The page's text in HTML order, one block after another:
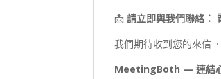
📩請立即與我們聯絡：
我們期待收到您的來信
MeetingBoth — 連結